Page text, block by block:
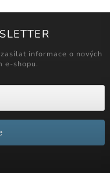
informace o nových
e-shopu.